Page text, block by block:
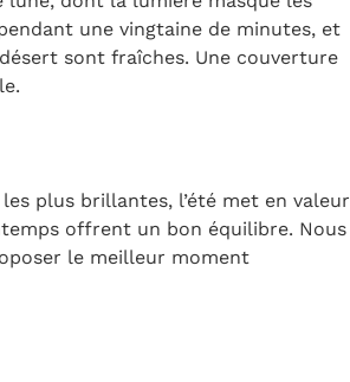
une vingtaine de minutes, et
sont fraîches. Une couverture
plus brillantes, l’été met en valeur
offrent un bon équilibre. Nous
le meilleur moment